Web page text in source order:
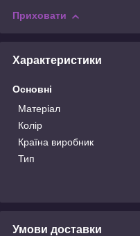
Приховати
Характеристики
Основні
Матеріал
Колір
Країна виробник
Тип
Умови доставки